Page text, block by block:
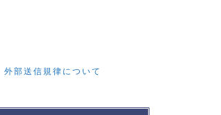
外部送信規律について